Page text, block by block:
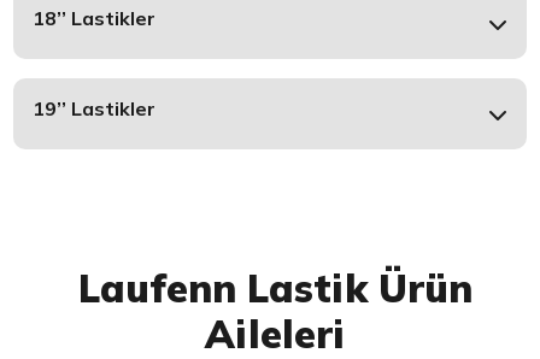
18’’ Lastikler
19’’ Lastikler
Laufenn Lastik Ürün
Aileleri